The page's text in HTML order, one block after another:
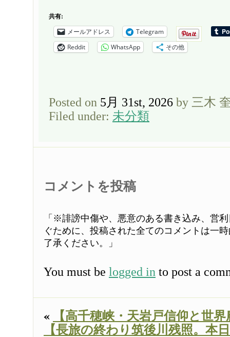
共有:
メールアドレス
Telegram
Reddit
WhatsApp その他
Posted on 5月 31st, 2026 by 三木
Filed under: 未分類
コメントを投稿
「※誹謗中傷や、悪意のある書き込み、営
ぐために、投稿された全てのコメントは一
了承ください。」
You must be logged in to post a
« 【高千穂峡・天岩戸信仰と世
【長旅の終わり筑後川残照。本